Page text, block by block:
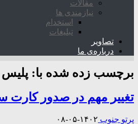
مقالات
نیازمندی ها
استخدام
تبلیغات
تصاویر
درباره‌ی ما
برچسب زده شده با: پلیس
تغییر مهم در صدور کارت
پرتو جنوب ۱۴۰۲-۰۵-۰۸